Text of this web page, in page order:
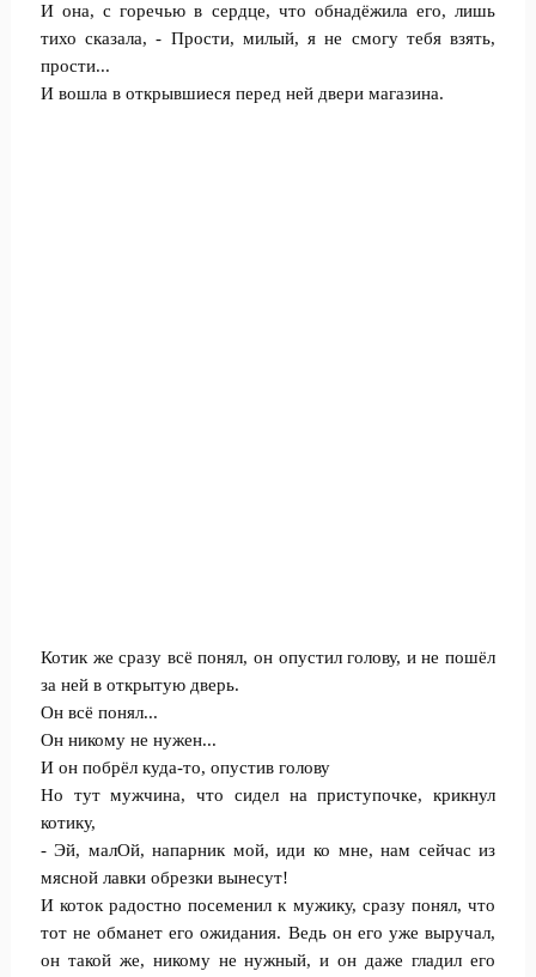
И она, с горечью в сердце, что обнадёжила его, лишь
тихо сказала, - Прости, милый, я не смогу тебя взять,
прости...
И вошла в открывшиеся перед ней двери магазина.
Котик же сразу всё понял, он опустил голову, и не пошёл
за ней в открытую дверь.
Он всё понял...
Он никому не нужен...
И он побрёл куда-то, опустив голову
Но тут мужчина, что сидел на приступочке, крикнул
котику,
- Эй, малОй, напарник мой, иди ко мне, нам сейчас из
мясной лавки обрезки вынесут!
И коток радостно посеменил к мужику, сразу понял, что
тот не обманет его ожидания. Ведь он его уже выручал,
он такой же, никому не нужный, и он даже гладил его